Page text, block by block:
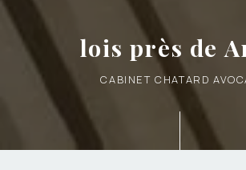
lois près de
CABINET CHATARD